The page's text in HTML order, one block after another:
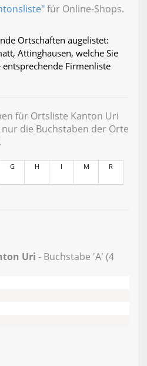
für Online-Shops.
Ortschaften augelistet:
Attinghausen, welche Sie
Firmenliste
für Ortsliste Kanton Uri
die Buchstaben der Orte
G H I M R
Uri - Buchstabe 'A' (4